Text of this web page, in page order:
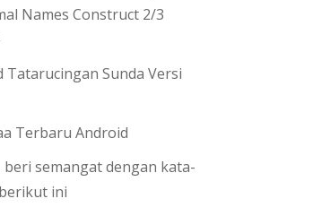
Names Construct 2/3
Tatarucingan Sunda Versi
Terbaru Android
beri semangat dengan kata-
ini